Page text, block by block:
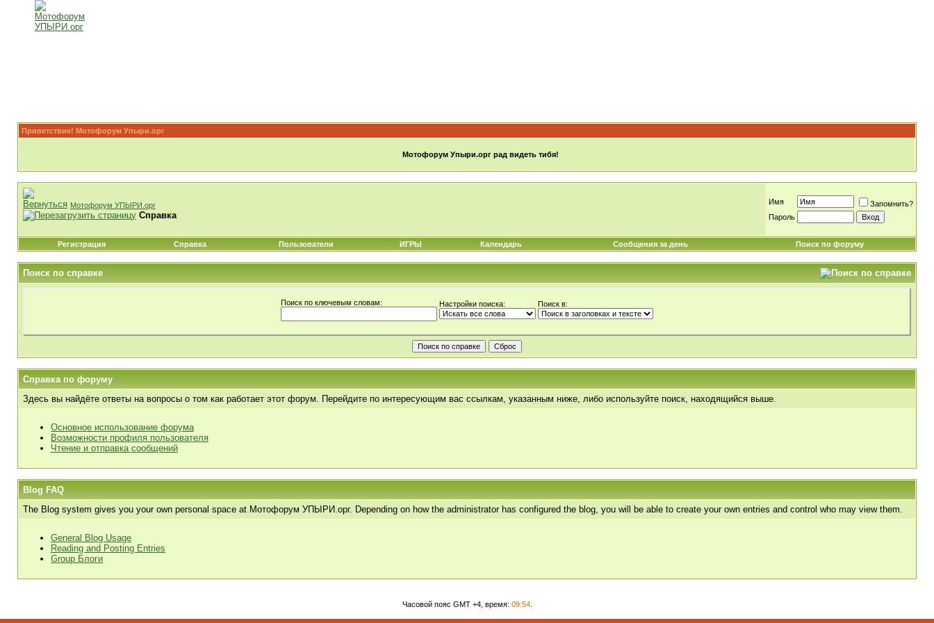
Приветствие! Мотофорум Упыри.орг
Мотофорум Упыри.орг рад видеть тибя!
Мотофорум УПЫРИ.орг
Справка
Имя
Запомнить?
Пароль
Регистрация Справка Пользователи ИГРЫ Календарь Сообщения за день Поиск по форуму
Поиск по справке
Поиск по ключевым словам: Настройки поиска: Поиск в:
Справка по форуму
Здесь вы найдёте ответы на вопросы о том как работает этот форум. Перейдите по интересующим вас ссылкам, указанным ниже, либо используйте поиск, находящийся выше.
Основное использование форума
Возможности профиля пользователя
Чтение и отправка сообщений
Blog FAQ
The Blog system gives you your own personal space at Мотофорум УПЫРИ.орг. Depending on how the administrator has configured the blog, you will be able to create your own entries and control who may view them.
General Blog Usage
Reading and Posting Entries
Group Блоги
Часовой пояс GMT +4, время: 09:54.